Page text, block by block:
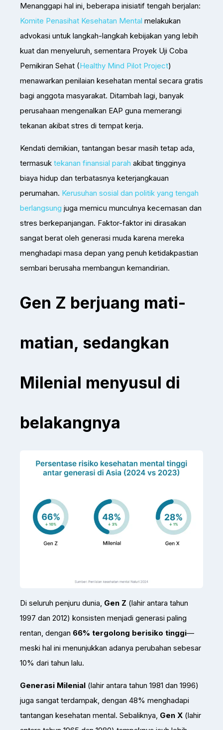
Menanggapi hal ini, beberapa inisiatif tengah berjalan:
Komite Penasihat Kesehatan Mental melakukan
advokasi untuk langkah-langkah kebijakan yang lebih
kuat dan menyeluruh, sementara Proyek Uji Coba
Pemikiran Sehat (Healthy Mind Pilot Project)
menawarkan penilaian kesehatan mental secara gratis
bagi anggota masyarakat. Ditambah lagi, banyak
perusahaan mengenalkan EAP guna memerangi
tekanan akibat stres di tempat kerja.
Kendati demikian, tantangan besar masih tetap ada,
termasuk tekanan finansial parah akibat tingginya
biaya hidup dan terbatasnya keterjangkauan
perumahan. Kerusuhan sosial dan politik yang tengah
berlangsung juga memicu munculnya kecemasan dan
stres berkepanjangan. Faktor-faktor ini dirasakan
sangat berat oleh generasi muda karena mereka
menghadapi masa depan yang penuh ketidakpastian
sembari berusaha membangun kemandirian.
Gen Z berjuang mati-
matian, sedangkan
Milenial menyusul di
belakangnya
Di seluruh penjuru dunia, Gen Z (lahir antara tahun
1997 dan 2012) konsisten menjadi generasi paling
rentan, dengan 66% tergolong berisiko tinggi—
meski hal ini menunjukkan adanya perubahan sebesar
10% dari tahun lalu.
Generasi Milenial (lahir antara tahun 1981 dan 1996)
juga sangat terdampak, dengan 48% menghadapi
tantangan kesehatan mental. Sebaliknya, Gen X (lahir